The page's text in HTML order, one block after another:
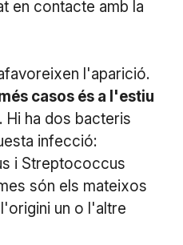
en contacte amb la
l'aparició.
casos és a l'estiu
. Hi ha dos bacteris
infecció:
i Streptococcus
són els mateixos
un o l'altre